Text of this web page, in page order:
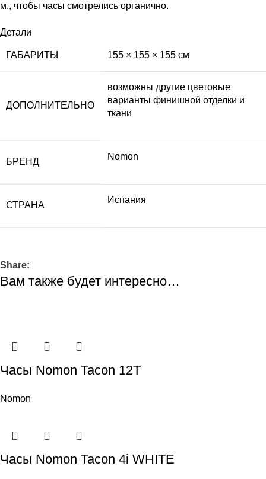
м., чтобы часы смотрелись органично.
Детали
ГАБАРИТЫ 155 × 155 × 155 см
ДОПОЛНИТЕЛЬНО
возможны другие цветовые
варианты финишной отделки и
ткани
БРЕНД
Nomon
СТРАНА
Испания
Share:
Вам также будет интересно…
Часы Nomon Tacon 12T
Nomon
Часы Nomon Tacon 4i WHITE